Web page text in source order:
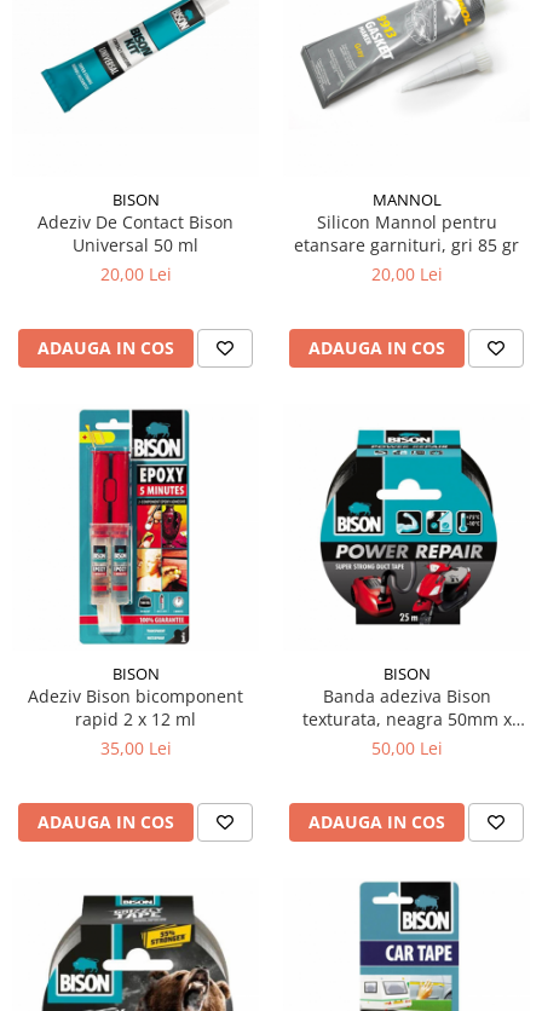
BISON
Adeziv De Contact Bison
Universal 50 ml
20,00 Lei
ADAUGA IN COS
MANNOL
Silicon Mannol pentru
etansare garnituri, gri 85 gr
20,00 Lei
ADAUGA IN COS
BISON
Adeziv Bison bicomponent
rapid 2 x 12 ml
35,00 Lei
ADAUGA IN COS
BISON
Banda adeziva Bison
texturata, neagra 50mm x
25m
50,00 Lei
ADAUGA IN COS